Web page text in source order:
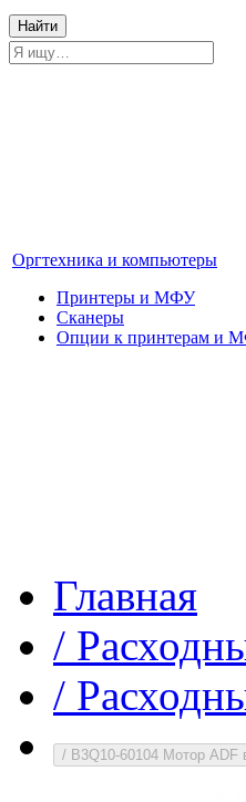
Найти
Оргтехника и компьютеры
Принтеры и МФУ
Сканеры
Опции к принтерам и
Главная
/
/
/ B3Q10-60104 Мотор ADF